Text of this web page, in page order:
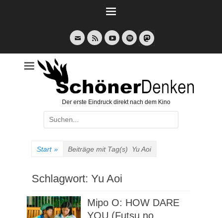
E-
Mail
Feed YouTubeSpotify
Der erste Eindruck direkt nach dem Kino
Suche
nach:
Start » Beiträge mit Tag(s) Yu Aoi
Schlagwort: Yu Aoi
Mipo O: HOW DARE
YOU (Futsu no